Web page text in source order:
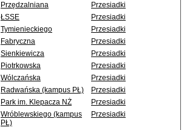
Przędzalniana
Przesiadki
ŁSSE
Przesiadki
Tymienieckiego
Przesiadki
Fabryczna
Przesiadki
Sienkiewicza
Przesiadki
Piotrkowska
Przesiadki
Wólczańska
Przesiadki
Radwańska (kampus PŁ)
Przesiadki
Park im. Klepacza NŻ
Przesiadki
Wróblewskiego (kampus
PŁ)
Przesiadki